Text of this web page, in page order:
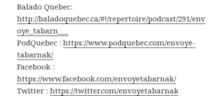
Balado Quebec:
http://baladoquebec.ca/#!/repertoire/podcast/291/env
oye_tabarn___
PodQuebec :https://www.podquebec.com/envoye-
tabarnak/
Facebook :
https://www.facebook.com/envoyetabarnak/
Twitter :https://twitter.com/envoyetabarnak